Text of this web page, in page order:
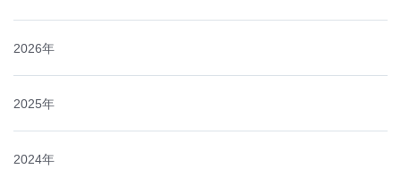
2026年
2025年
2024年